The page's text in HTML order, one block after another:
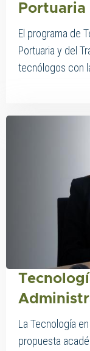
El programa de
Portuaria y del
tecnólogos con
La Tecnología
propuesta